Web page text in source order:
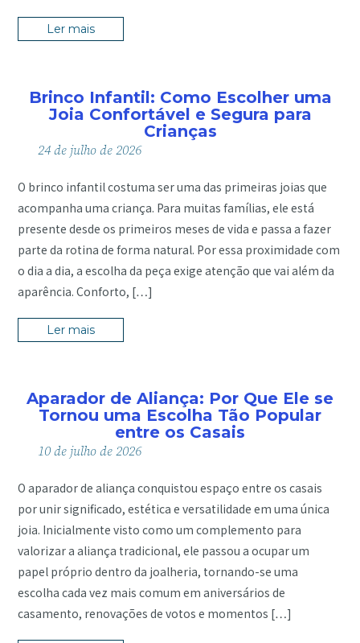
Ler mais
Brinco Infantil: Como Escolher uma
Joia Confortável e Segura para
Crianças
24de julhode2026
O brinco infantil costuma ser uma das primeiras joias que
acompanha uma criança. Para muitas famílias, ele está
presente desde os primeiros meses de vida e passa a fazer
parte da rotina de forma natural. Por essa proximidade com
o dia a dia, a escolha da peça exige atenção que vai além da
aparência. Conforto, […]
Ler mais
Aparador de Aliança: Por Que Ele se
Tornou uma Escolha Tão Popular
entre os Casais
10de julhode2026
O aparador de aliança conquistou espaço entre os casais
por unir significado, estética e versatilidade em uma única
joia. Inicialmente visto como um complemento para
valorizar a aliança tradicional, ele passou a ocupar um
papel próprio dentro da joalheria, tornando-se uma
escolha cada vez mais comum em aniversários de
casamento, renovações de votos e momentos […]